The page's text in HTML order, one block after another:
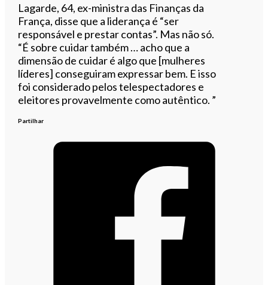
Lagarde, 64, ex-ministra das Finanças da
França, disse que a liderança é “ser
responsável e prestar contas”. Mas não só.
“É sobre cuidar também … acho que a
dimensão de cuidar é algo que [mulheres
líderes] conseguiram expressar bem. E isso
foi considerado pelos telespectadores e
eleitores provavelmente como autêntico. ”
Partilhar